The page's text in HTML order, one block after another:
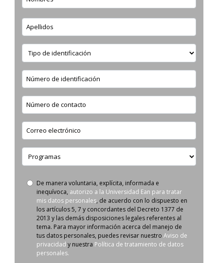
Apellidos
Tipo de identificación
Número de identificación
Número de contacto
Correo electrónico
Programas
Autorizo
datos
personales
De manera voluntaria, explícita, informada e
inequívoca, autorizo a la Universidad Ean para tratar
mis datos personales, de acuerdo con lo dispuesto en
los artículos 5, 7 y concordantes del Decreto 1377 de
2013 y las demás disposiciones legales referentes al
tema. Para mayor información acerca del manejo de
tus datos personales, puedes revisar nuestro Aviso de
privacidad y nuestra Política de tratamiento de datos
personales.